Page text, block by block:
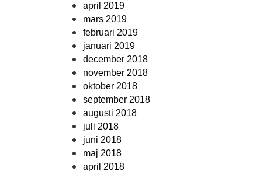
april 2019
mars 2019
februari 2019
januari 2019
december 2018
november 2018
oktober 2018
september 2018
augusti 2018
juli 2018
juni 2018
maj 2018
april 2018